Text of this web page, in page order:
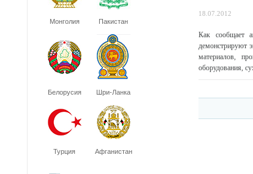
Монголия Пакистан
Белорусия Шри-Ланка
Турция Афганистан
18.07.2012
Как сообщает
демонстрируют
материалов,
оборудования,